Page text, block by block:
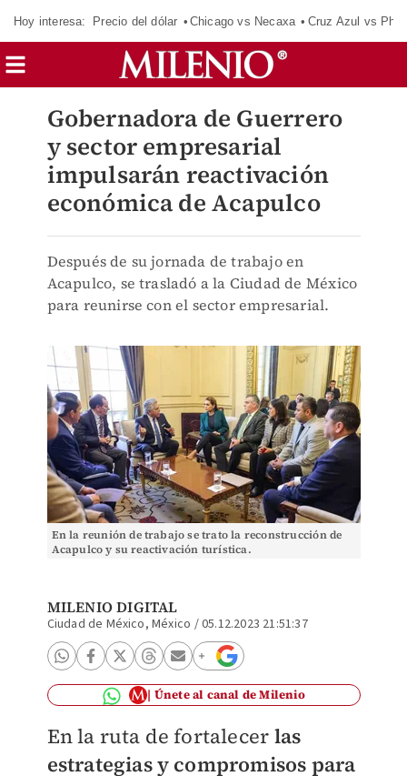
Hoy interesa: Precio del dólar Chicago vs Necaxa Cruz Azul vs
Gobernadora de Guerrero
y sector empresarial
impulsarán reactivación
económica de Acapulco
Después de su jornada de trabajo en
Acapulco, se trasladó a la Ciudad de México
para reunirse con el sector empresarial.
En la reunión de trabajo se trato la reconstrucción de
Acapulco y su reactivación turística.
MILENIO DIGITAL
Ciudad de México, México /05.12.2023 21:51:37
Únete al canal de Milenio
En la ruta de fortalecer las
estrategias y compromisos para